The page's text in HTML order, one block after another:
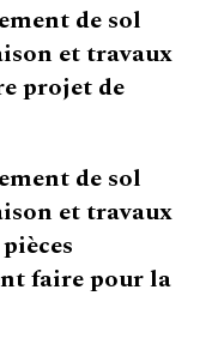
de sol
et travaux
projet de
de sol
et travaux
faire pour la